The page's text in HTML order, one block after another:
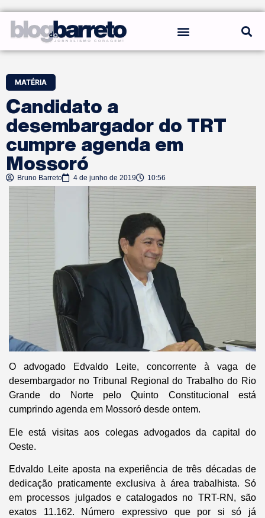
MATÉRIA
Candidato a
desembargador do TRT
cumpre agenda em
Mossoró
Bruno Barreto 4 de junho de 2019 10:56
O advogado Edvaldo Leite, concorrente à vaga de
desembargador no Tribunal Regional do Trabalho do Rio
Grande do Norte pelo Quinto Constitucional está
cumprindo agenda em Mossoró desde ontem.
Ele está visitas aos colegas advogados da capital do
Oeste.
Edvaldo Leite aposta na experiência de três décadas de
dedicação praticamente exclusiva à área trabalhista. Só
em processos julgados e catalogados no TRT-RN, são
exatos 11.162. Número expressivo que por si só já